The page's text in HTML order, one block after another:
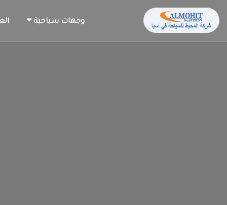
وجهات سياحية